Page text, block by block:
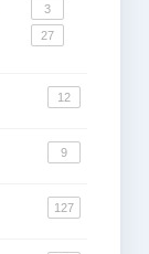
3
27
12
9
127